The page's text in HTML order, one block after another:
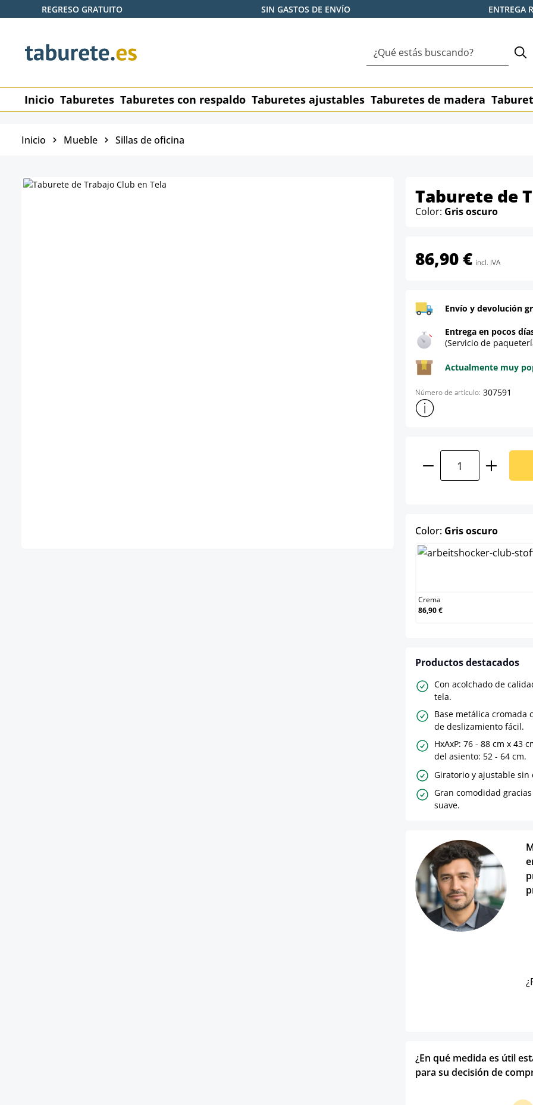
al contenido principal
Saltar a la búsqueda
Saltar a la navegación principal
REGRESO GRATUITO SIN GASTOS DE ENVÍO ENTREGA
Inicio Taburetes Taburetes con respaldo Taburetes ajustables Taburetes de madera
Inicio Mueble Sillas de oficina
Taburete de
Color: Gris oscuro
86,90 € incl. IVA
Envío y devolución
Entrega en pocos
(Servicio de
Actualmente muy
Número de artículo: 307591
Mostrar más información
Cantidad del
Color: Gris oscuroselect
Crema
86,90 €
Productos destacados
Con acolchado de
tela.
Base metálica cromada
de deslizamiento fácil.
HxAxP: 76 - 88 cm x 43
del asiento: 52 - 64 cm.
Giratorio y ajustable sin
Gran comodidad
suave.
¿En qué medida es útil
para su decisión de